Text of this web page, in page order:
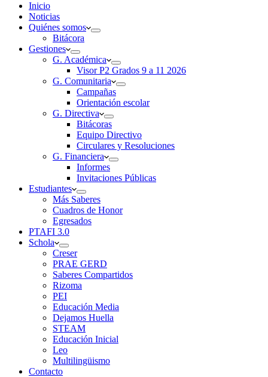
Inicio
Noticias
Quiénes somos
Bitácora
Gestiones
G. Académica
Visor P2 Grados 9 a 11 2026
G. Comunitaria
Campañas
Orientación escolar
G. Directiva
Bitácoras
Equipo Directivo
Circulares y Resoluciones
G. Financiera
Informes
Invitaciones Públicas
Estudiantes
Más Saberes
Cuadros de Honor
Egresados
PTAFI 3.0
Schola
Creser
PRAE GERD
Saberes Compartidos
Rizoma
PEI
Educación Media
Dejamos Huella
STEAM
Educación Inicial
Leo
Multilingüismo
Contacto